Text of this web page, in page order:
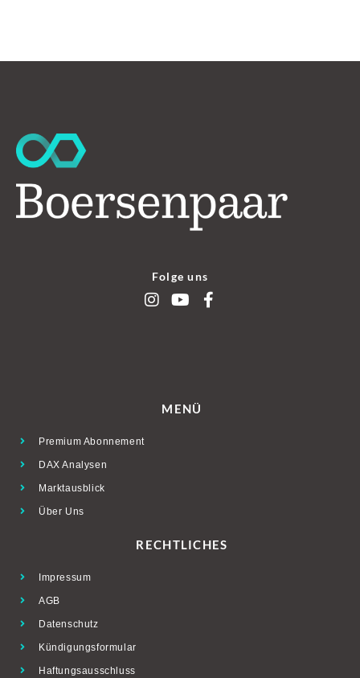
Folge uns
MENÜ
Premium Abonnement
DAX Analysen
Marktausblick
Über Uns
RECHTLICHES
Impressum
AGB
Datenschutz
Kündigungsformular
Haftungsausschluss